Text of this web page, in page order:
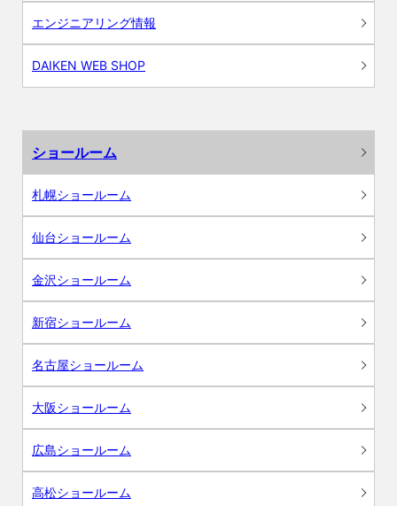
エンジニアリング情報
DAIKEN WEB SHOP
ショールーム
札幌ショールーム
仙台ショールーム
金沢ショールーム
新宿ショールーム
名古屋ショールーム
大阪ショールーム
広島ショールーム
高松ショールーム